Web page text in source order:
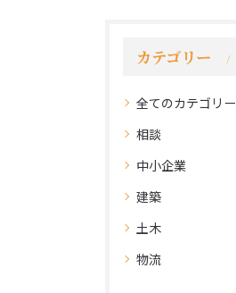
カテゴリー
全てのカテゴリー
相談
中小企業
建築
土木
物流